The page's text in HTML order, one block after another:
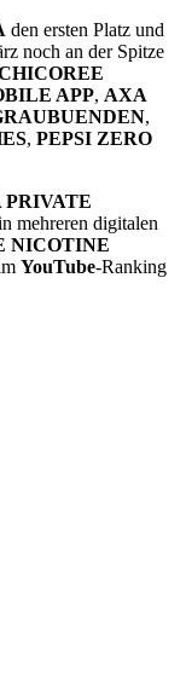
den ersten Platz und
noch an der Spitze
APP, AXA
,
, PEPSI ZERO
PRIVATE
mehreren digitalen
NICOTINE
YouTube-Ranking